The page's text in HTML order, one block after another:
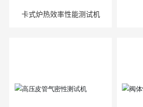
卡式炉热效率性能测试机